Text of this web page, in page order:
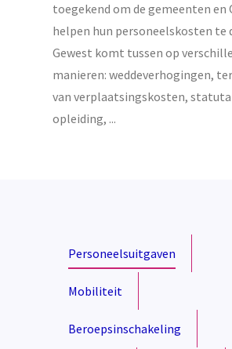
toegekend om de gemeenten en
helpen hun personeelskosten te
Gewest komt tussen op
manieren: weddeverhogingen,
van verplaatsingskosten,
opleiding, ...
Personeelsuitgaven
Mobiliteit
Beroepsinschakeling